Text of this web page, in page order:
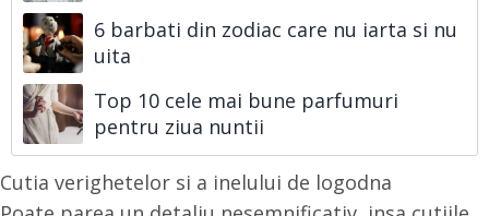
6 barbati din zodiac care nu iarta si nu
uita
Top 10 cele mai bune parfumuri
pentru ziua nuntii
Cutia verighetelor si a inelului de logodna